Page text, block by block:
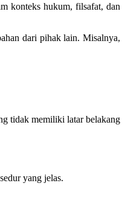
konteks hukum, filsafat, dan
dari pihak lain. Misalnya,
tidak memiliki latar belakang
yang jelas.